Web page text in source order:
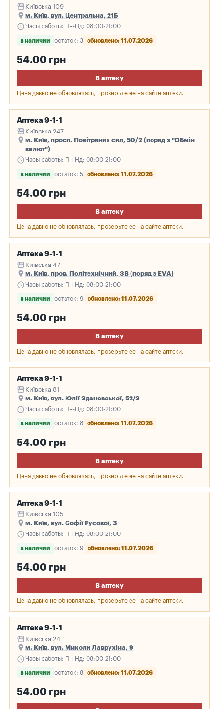
storefront Київська 109
place м. Київ, вул. Центральна, 21Б
scheduleЧасы работы: Пн-Нд: 08:00-21:00
в наличии остаток: 3 обновлено: 11.07.2026
54.00 грн
В аптеку
Цена давно не обновлялась, проверьте ее на сайте аптеки.
Аптека 9-1-1
storefront Київська 247
place м. Київ, просп. Повітряних сил, 50/2 (поряд з "ОБмін
валют")
scheduleЧасы работы: Пн-Нд: 08:00-21:00
в наличии остаток: 5 обновлено: 11.07.2026
54.00 грн
В аптеку
Цена давно не обновлялась, проверьте ее на сайте аптеки.
Аптека 9-1-1
storefront Київська 47
place м. Київ, пров. Політехнічний, 3В (поряд з EVA)
scheduleЧасы работы: Пн-Нд: 08:00-21:00
в наличии остаток: 9 обновлено: 11.07.2026
54.00 грн
В аптеку
Цена давно не обновлялась, проверьте ее на сайте аптеки.
Аптека 9-1-1
storefront Київська 81
place м. Київ, вул. Юлії Здановської, 52/3
scheduleЧасы работы: Пн-Нд: 08:00-21:00
в наличии остаток: 8 обновлено: 11.07.2026
54.00 грн
В аптеку
Цена давно не обновлялась, проверьте ее на сайте аптеки.
Аптека 9-1-1
storefront Київська 105
place м. Київ, вул. Софії Русової, 3
scheduleЧасы работы: Пн-Нд: 08:00-21:00
в наличии остаток: 9 обновлено: 11.07.2026
54.00 грн
В аптеку
Цена давно не обновлялась, проверьте ее на сайте аптеки.
Аптека 9-1-1
storefront Київська 24
place м. Київ, вул. Миколи Лаврухіна, 9
scheduleЧасы работы: Пн-Нд: 08:00-21:00
в наличии остаток: 8 обновлено: 11.07.2026
54.00 грн